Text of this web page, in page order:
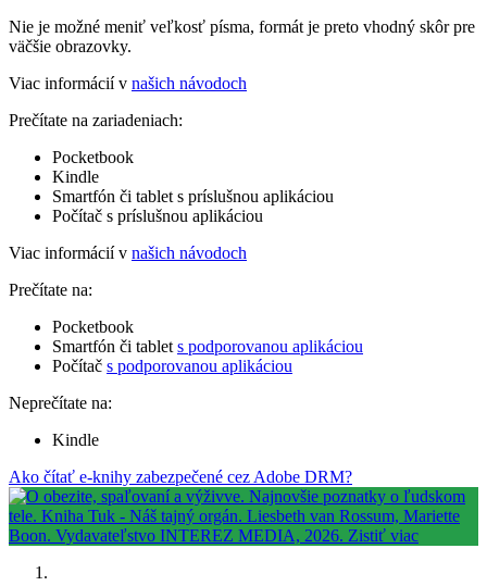
Nie je možné meniť veľkosť písma, formát je preto vhodný skôr pre
väčšie obrazovky.
Viac informácií v našich návodoch
Prečítate na zariadeniach:
Pocketbook
Kindle
Smartfón či tablet s príslušnou aplikáciou
Počítač s príslušnou aplikáciou
Viac informácií v našich návodoch
Prečítate na:
Pocketbook
Smartfón či tablet s podporovanou aplikáciou
Počítač s podporovanou aplikáciou
Neprečítate na:
Kindle
Ako čítať e-knihy zabezpečené cez Adobe DRM?